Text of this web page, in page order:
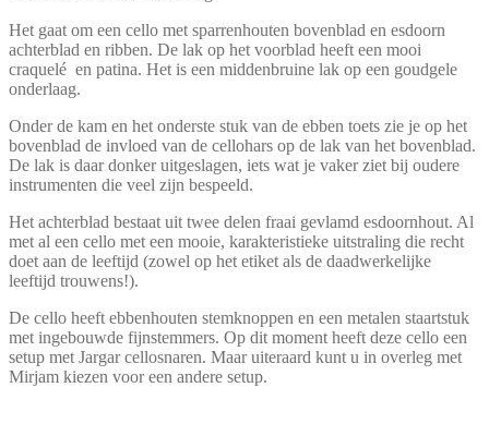
Het gaat om een cello met sparrenhouten bovenblad en esdoorn
achterblad en ribben. De lak op het voorblad heeft een mooi
craquelé en patina. Het is een middenbruine lak op een goudgele
onderlaag.
Onder de kam en het onderste stuk van de ebben toets zie je op het
bovenblad de invloed van de cellohars op de lak van het bovenblad.
De lak is daar donker uitgeslagen, iets wat je vaker ziet bij oudere
instrumenten die veel zijn bespeeld.
Het achterblad bestaat uit twee delen fraai gevlamd esdoornhout. Al
met al een cello met een mooie, karakteristieke uitstraling die recht
doet aan de leeftijd (zowel op het etiket als de daadwerkelijke
leeftijd trouwens!).
De cello heeft ebbenhouten stemknoppen en een metalen staartstuk
met ingebouwde fijnstemmers. Op dit moment heeft deze cello een
setup met Jargar cellosnaren. Maar uiteraard kunt u in overleg met
Mirjam kiezen voor een andere setup.